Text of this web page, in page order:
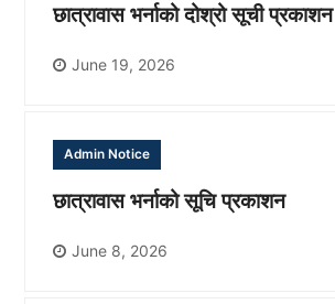
छात्रावास भर्नाको दोश्रो सूची प्रकाशन
June 19, 2026
Admin Notice
छात्रावास भर्नाको सूचि प्रकाशन
June 8, 2026